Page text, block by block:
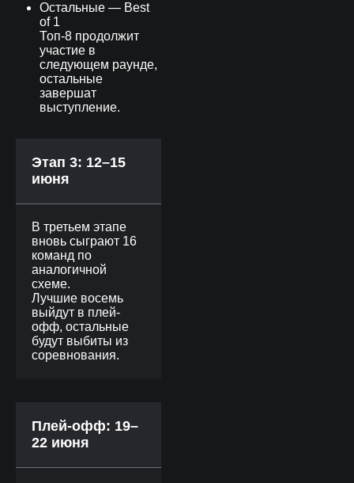
Остальные — Best
of 1
Топ-8 продолжит
участие в
следующем раунде,
остальные
завершат
выступление.
Этап 3: 12–15
июня
В третьем этапе
вновь сыграют 16
команд по
аналогичной
схеме.
Лучшие восемь
выйдут в плей-
офф, остальные
будут выбиты из
соревнования.
Плей-офф: 19–
22 июня